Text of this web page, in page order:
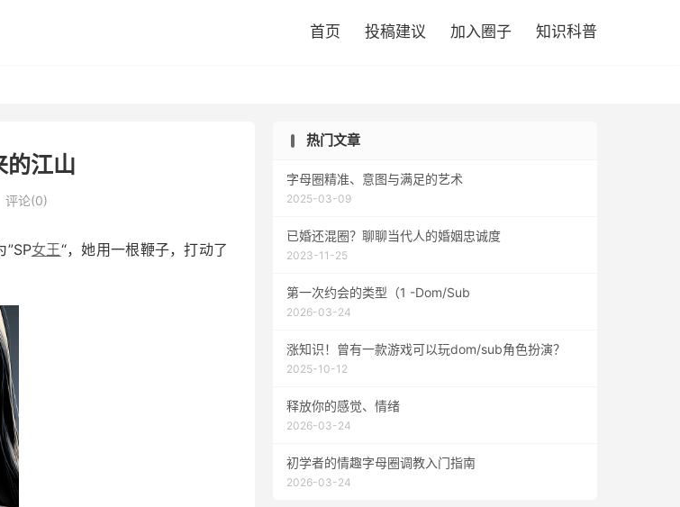
首页 投稿建议 加入圈子 知识科普
的江山
评论(0)
”SP女王“，她用一根鞭子，打动了
热门文章
字母圈精准、意图与满足的艺术
2025-03-09
已婚还混圈？聊聊当代人的婚姻忠诚度
2023-11-25
第一次约会的类型（1 -Dom/Sub
2026-03-24
涨知识！曾有一款游戏可以玩dom/sub角色扮演？
2025-10-12
释放你的感觉、情绪
2026-03-24
初学者的情趣字母圈调教入门指南
2026-03-24